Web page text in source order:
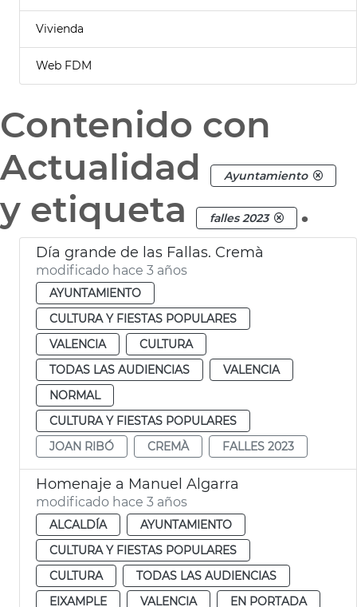
Vivienda
Web FDM
Contenido con
Actualidad
Ayuntamiento
y etiqueta falles 2023 .
Día grande de las Fallas. Cremà
modificado hace 3 años
AYUNTAMIENTO
CULTURA Y FIESTAS POPULARES
VALENCIA
CULTURA
TODAS LAS AUDIENCIAS
VALENCIA
NORMAL
CULTURA Y FIESTAS POPULARES
JOAN RIBÓ
CREMÀ FALLES 2023
Homenaje a Manuel Algarra
modificado hace 3 años
ALCALDÍA
AYUNTAMIENTO
CULTURA Y FIESTAS POPULARES
CULTURA
TODAS LAS AUDIENCIAS
EIXAMPLE
VALENCIA EN PORTADA